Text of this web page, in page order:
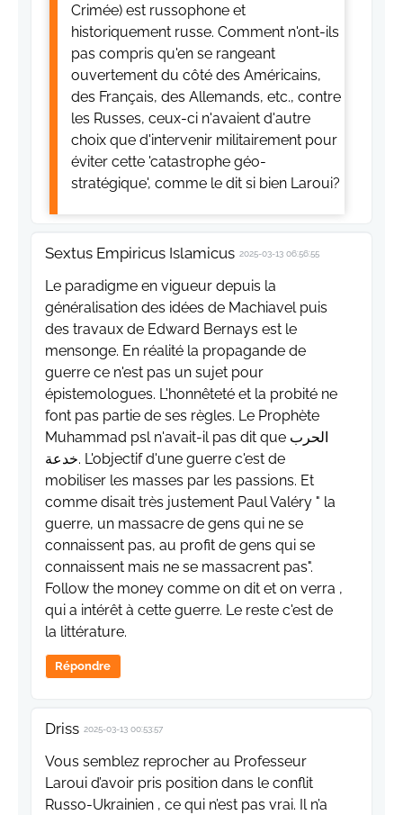
Crimée) est russophone et
historiquement russe. Comment n'ont-ils
pas compris qu'en se rangeant
ouvertement du côté des Américains,
des Français, des Allemands, etc., contre
les Russes, ceux-ci n'avaient d'autre
choix que d'intervenir militairement pour
éviter cette 'catastrophe géo-
stratégique', comme le dit si bien Laroui?
Sextus Empiricus Islamicus 2025-03-13 06:56:55
Le paradigme en vigueur depuis la
généralisation des idées de Machiavel puis
des travaux de Edward Bernays est le
mensonge. En réalité la propagande de
guerre ce n'est pas un sujet pour
épistemologues. L'honnêteté et la probité ne
font pas partie de ses règles. Le Prophète
Muhammad psl n'avait-il pas dit que الحرب
خدعة. L'objectif d'une guerre c'est de
mobiliser les masses par les passions. Et
comme disait très justement Paul Valéry " la
guerre, un massacre de gens qui ne se
connaissent pas, au profit de gens qui se
connaissent mais ne se massacrent pas".
Follow the money comme on dit et on verra ,
qui a intérêt à cette guerre. Le reste c'est de
la littérature.
Répondre
Driss 2025-03-13 00:53:57
Vous semblez reprocher au Professeur
Laroui d’avoir pris position dans le conflit
Russo-Ukrainien , ce qui n’est pas vrai. Il n’a